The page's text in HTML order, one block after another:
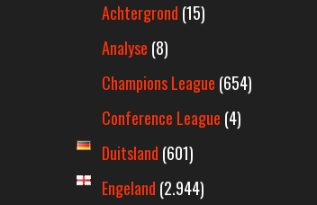
Achtergrond (15)
Analyse (8)
Champions League (654)
Conference League (4)
Duitsland (601)
Engeland (2.944)